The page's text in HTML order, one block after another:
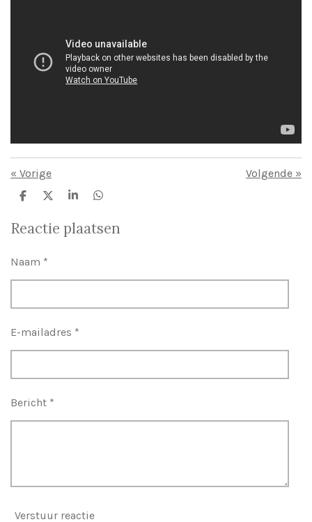
« Vorige Volgende »
D
e
D
e
l
S
a
r
D
e
Reactie plaatsen
Naam *
E-mailadres *
Bericht *
Verstuur reactie